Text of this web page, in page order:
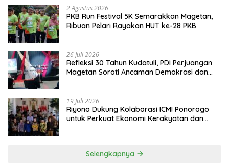
2 Agustus 2026
PKB Run Festival 5K Semarakkan Magetan,
Ribuan Pelari Rayakan HUT ke-28 PKB
26 Juli 2026
Refleksi 30 Tahun Kudatuli, PDI Perjuangan
Magetan Soroti Ancaman Demokrasi dan
19 Juli 2026
Riyono Dukung Kolaborasi ICMI Ponorogo
untuk Perkuat Ekonomi Kerakyatan dan
Selengkapnya